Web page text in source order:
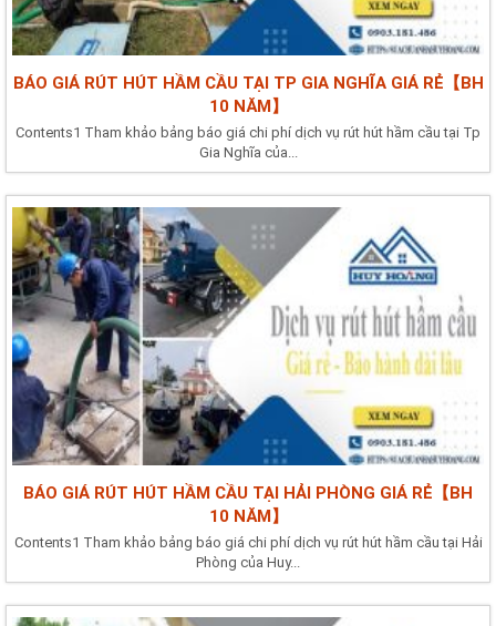
BÁO GIÁ RÚT HÚT HẦM CẦU TẠI TP GIA NGHĨA GIÁ RẺ【BH
10 NĂM】
Contents1 Tham khảo bảng báo giá chi phí dịch vụ rút hút hầm cầu tại Tp
Gia Nghĩa của...
BÁO GIÁ RÚT HÚT HẦM CẦU TẠI HẢI PHÒNG GIÁ RẺ【BH
10 NĂM】
Contents1 Tham khảo bảng báo giá chi phí dịch vụ rút hút hầm cầu tại Hải
Phòng của Huy...